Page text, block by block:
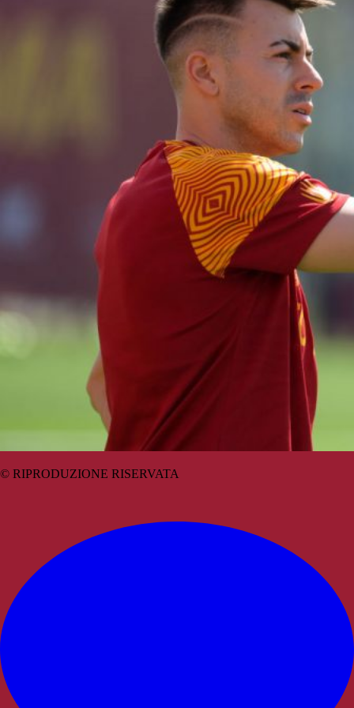
© RIPRODUZIONE RISERVATA